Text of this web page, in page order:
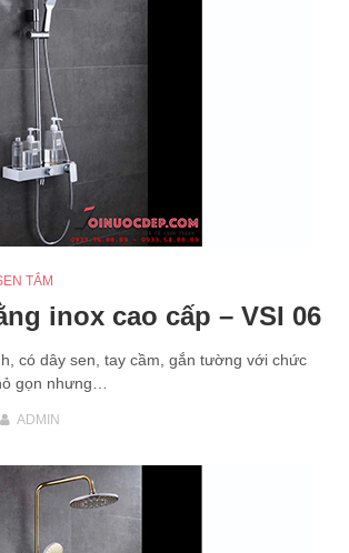
TẮM
inox cao cấp – VSI 06
có dây sen, tay cầm, gắn tường với chức
gọn nhưng…
ADMIN